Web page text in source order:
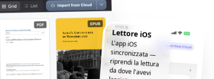
Lettore iOS
L'app iOS
sincronizzata —
riprendi la lettura
da dove l'avevi
lasciata, ovunque